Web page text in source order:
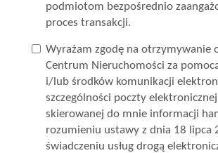
podmiotom bezpośrednio
proces transakcji.
Wyrażam zgodę na otrzymywanie
Centrum Nieruchomości za
i/lub środków komunikacji
szczególności poczty elektronicznej
skierowanej do mnie informacji
rozumieniu ustawy z dnia 18 lipca
świadczeniu usług drogą